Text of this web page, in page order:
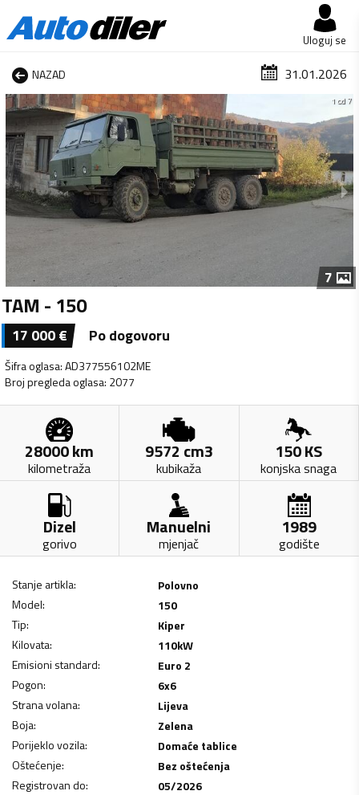
Uloguj se
NAZAD 31.01.2026
1 od 7
7
TAM - 150
17 000€ Po dogovoru
Šifra oglasa:AD377556102ME
Broj pregleda oglasa: 2077
28000km
kilometraža
9572 cm3
kubikaža
150KS
konjska snaga
Dizel
gorivo
Manuelni
mjenjač
1989
godište
Stanje artikla:
Polovno
Model:
150
Tip:
Kiper
Kilovata: 110kW
Emisioni standard:
Euro 2
Pogon:
6x6
Strana volana:
Lijeva
Boja:
Zelena
Porijeklo vozila:
Domaće tablice
Oštećenje:
Bez oštećenja
Registrovan do:
05/2026